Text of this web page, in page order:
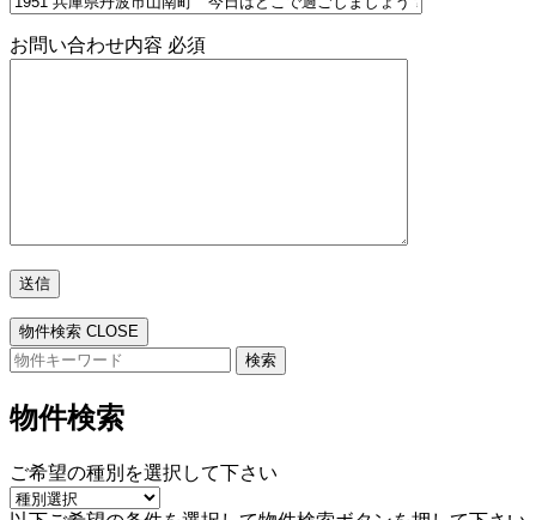
お問い合わせ内容 必須
物件検索 CLOSE
検
物件検索
ご希望の種別を選択して下さい